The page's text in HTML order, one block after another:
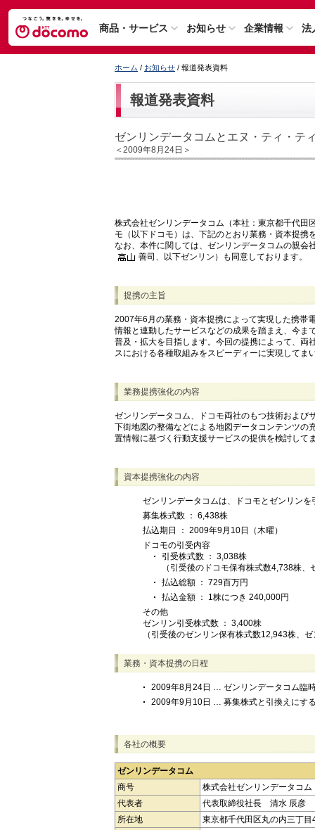
商品・サービス お知らせ 企業情報 法
ホーム / お知らせ / 報道発表資料
報道発表資料
ゼンリンデータコムとエヌ・ティ・テ
＜2009年8月24日＞
株式会社ゼンリンデータコム（本社：東京都千代田
モ（以下ドコモ）は、下記のとおり業務・資本提
なお、本件に関しては、ゼンリンデータコムの親会
善司、以下ゼンリン）も同意しております。
提携の主旨
2007年6月の業務・資本提携によって実現した携帯
情報と連動したサービスなどの成果を踏まえ、今ま
普及・拡大を目指します。今回の提携によって、両
スにおける各種取組みをスピーディーに実現してま
業務提携強化の内容
ゼンリンデータコム、ドコモ両社のもつ技術および
下街地図の整備などによる地図データコンテンツの
置情報に基づく行動支援サービスの提供を検討して
資本提携強化の内容
ゼンリンデータコムは、ドコモとゼンリン
募集株式数 ： 6,438株
払込期日 ： 2009年9月10日（木曜）
ドコモの引受内容
引受株式数 ： 3,038株
（引受後のドコモ保有株式数4,738株
払込総額 ： 729百万円
払込金額 ： 1株につき 240,000円
その他
ゼンリン引受株式数 ： 3,400株
（引受後のゼンリン保有株式数12,943株、
業務・資本提携の日程
2009年8月24日 … ゼンリンデータコム臨
2009年9月10日 … 募集株式と引換えにす
各社の概要
ゼンリンデータコム
商号
株式会社ゼンリンデータコム
代表者
代表取締役社長 清水 辰彦
所在地
東京都千代田区丸の内三丁